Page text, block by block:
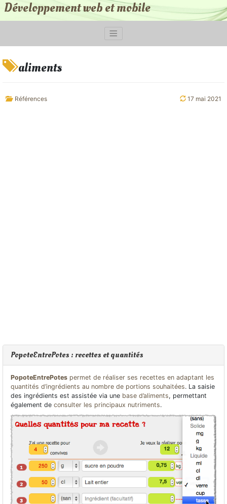
Développement web et mobile
aliments
Références 17 mai 2021
PopoteEntrePotes : recettes et quantités
PopoteEntrePotes permet de réaliser ses recettes en adaptant les
quantités d’ingrédients au nombre de portions souhaitées. La saisie
des ingrédients est assistée via une base d’aliments, permettant
également de consulter les principaux nutriments.